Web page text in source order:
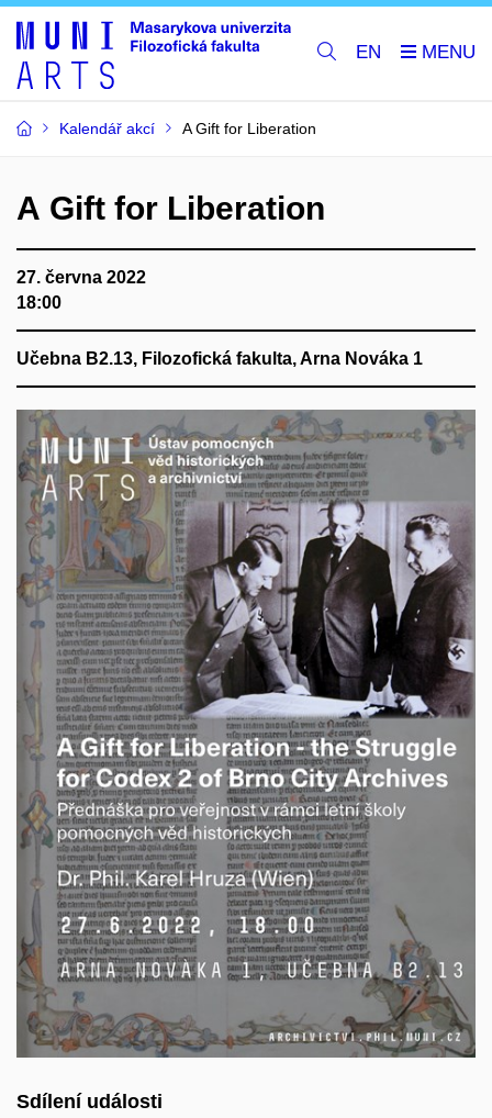
EN
Kalendář akcí A Gift for Liberation
A Gift for Liberation
27. června 2022
18:00
Učebna B2.13, Filozofická fakulta, Arna Nováka 1
Sdílení události